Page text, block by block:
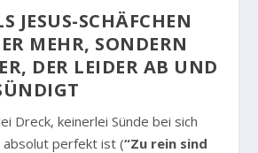
JESUS-SCHÄFCHEN
MEHR, SONDERN
DER LEIDER AB UND
Dreck, keinerlei Sünde bei sich
perfekt ist (“Zu rein sind